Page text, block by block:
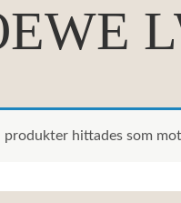
produkter hittades som